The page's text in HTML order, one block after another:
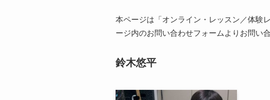
本ページは「オンライン・レッスン／体験
ージ内のお問い合わせフォームよりお問い
鈴木悠平